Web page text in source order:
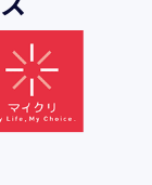
ウザや携帯電
。
用すること
に基づき公表し